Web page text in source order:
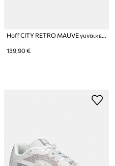
139,90 €